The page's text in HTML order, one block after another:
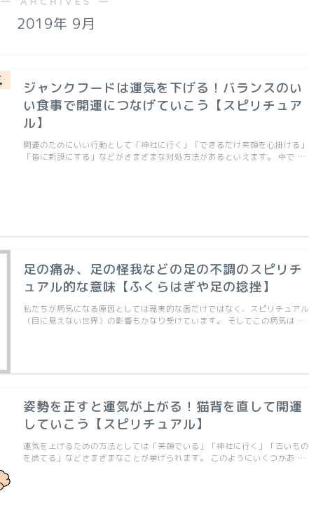
2019年 9月
ジャンクフードは運気を下げる！バランスのい
い食事で開運につなげていこう【スピリチュア
ル】
開運のためにいい行動として「神社に行く」「できるだけ笑顔を心掛ける」
「皆に新設にする」などがさまざまな対処方法があるといえます。 中で …
足の痛み、足の怪我などの足の不調のスピリチ
ュアル的な意味【ふくらはぎや足の捻挫】
私たちが病気になる原因としては現実的な面だけではなく、スピリチュアル
（目に見えない世界）の影響もかなり受けています。 そしてこの病気は …
姿勢を正すと運気が上がる！猫背を直して開運
していこう【スピリチュアル】
運気を上げるための方法としては「笑顔でいる」「神社に行く」「古いもの
を捨てる」などさまざまなことが挙げられます。 このようにいくつかあ …